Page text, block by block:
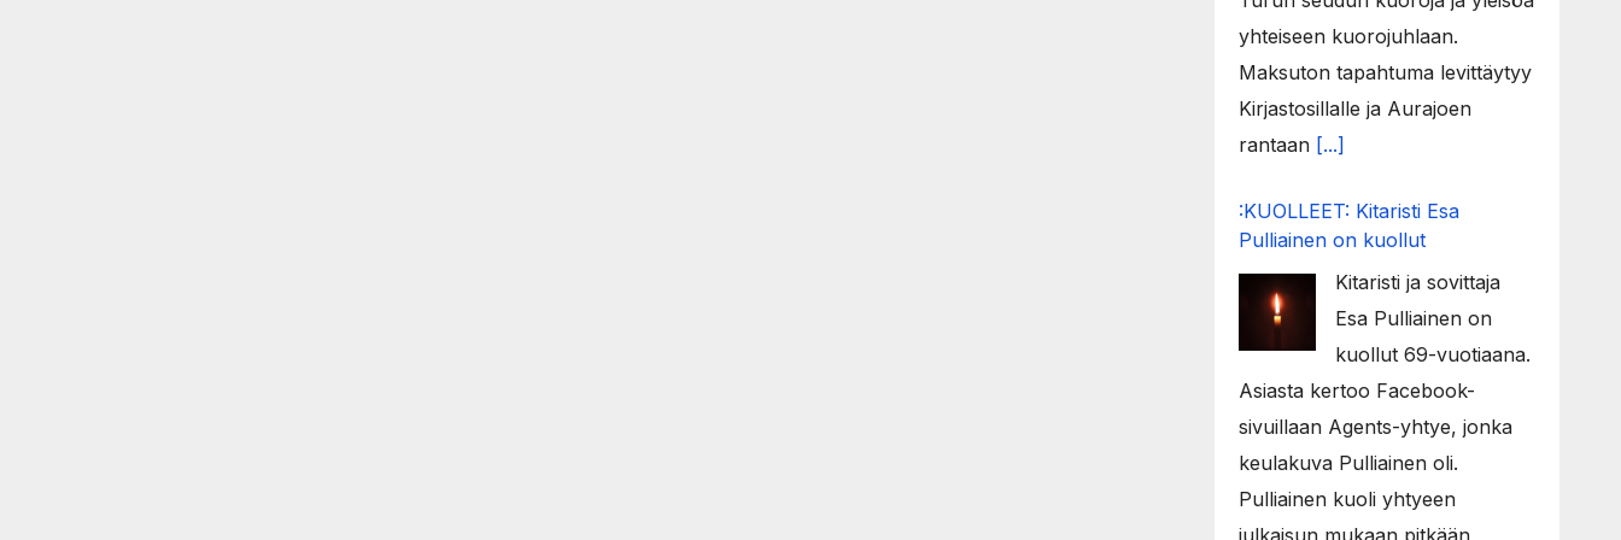
yhteiseen kuorojuhlaan.
Maksuton tapahtuma levittäytyy
Kirjastosillalle ja Aurajoen
rantaan [...]
:KUOLLEET: Kitaristi Esa
Pulliainen on kuollut
Kitaristi ja sovittaja
Esa Pulliainen on
kuollut 69-vuotiaana.
Asiasta kertoo Facebook-
sivuillaan Agents-yhtye, jonka
keulakuva Pulliainen oli.
Pulliainen kuoli yhtyeen
julkaisun mukaan pitkään